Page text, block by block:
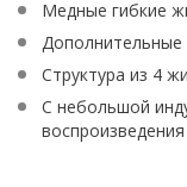
Медные гибкие
Структура из 4
С небольшой